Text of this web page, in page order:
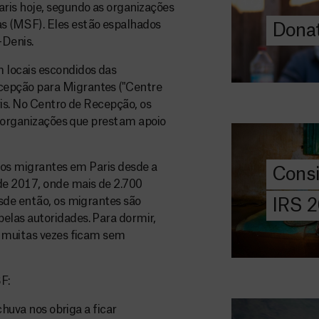
hoje, segundo as organizações
(MSF). Eles estão espalhados
escondidos das
para Migrantes ("Centre
No Centro de Recepção, os
que prestam apoio
migrantes em Paris desde a
2017, onde mais de 2.700
então, os migrantes são
autoridades. Para dormir,
vezes ficam sem
nos obriga a ficar
DOE
AGORA
IRS
Saiba tudo
IRS: o que é,
preencher, e
MSF com o
DOE
AGORA
Angarie
A MSF